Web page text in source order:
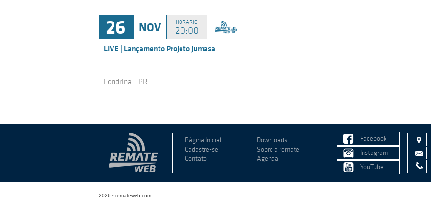
26 NOV HORÁRIO
20:00
LIVE | Lançamento Projeto Jumasa
Londrina - PR
Página Inicial
Downloads
Cadastre-se
Sobre a remate
Contato
Agenda
Facebook
Instagram
YouTube
2026 • remateweb.com